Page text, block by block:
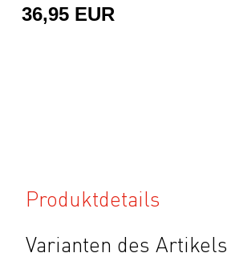
36,95 EUR
Produktdetails
Varianten des Artikels